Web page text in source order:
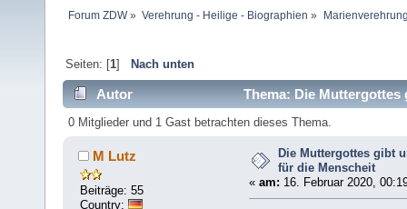
Forum ZDW» Verehrung - Heilige - Biographien »
Seiten: [1] Nach unten
Autor
Thema: Die
mal)
0 Mitglieder und 1 Gast betrachten dieses Thema.
M Lutz
Beiträge: 55
Country:
Die Muttergottes gibt
für die Menscheit
« am: 16. Februar 2020,